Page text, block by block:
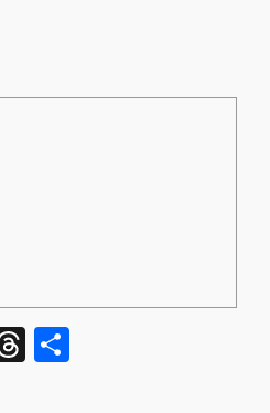
Threads